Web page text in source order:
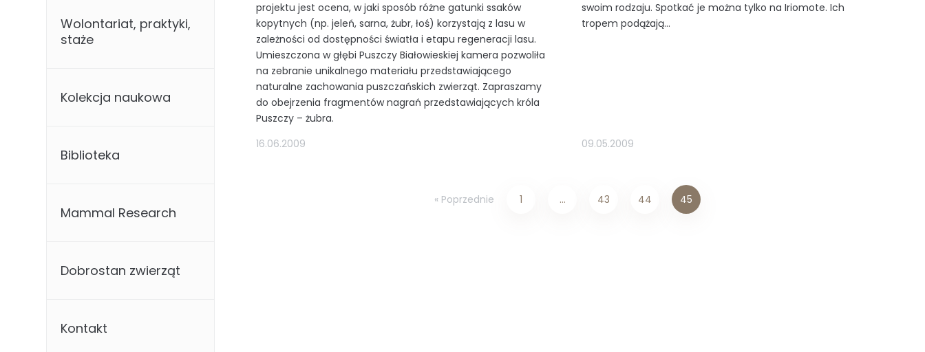
projektu jest ocena, w jaki sposób różne gatunki ssaków
kopytnych (np. jeleń, sarna, żubr, łoś) korzystają z lasu w
zależności od dostępności światła i etapu regeneracji lasu.
Umieszczona w głębi Puszczy Białowieskiej kamera pozwoliła
na zebranie unikalnego materiału przedstawiającego
naturalne zachowania puszczańskich zwierząt. Zapraszamy
do obejrzenia fragmentów nagrań przedstawiających króla
Puszczy – żubra.
16.06.2009
swoim rodzaju. Spotkać je można tylko na Iriomote. Ich
tropem podążają...
09.05.2009
« Poprzednie 1 … 43 44 45
Wolontariat, praktyki,
staże
Kolekcja naukowa
Biblioteka
Mammal Research
Dobrostan zwierząt
Kontakt